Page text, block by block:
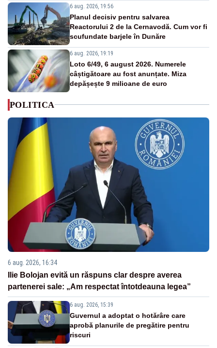
6 aug. 2026, 19:56
Planul decisiv pentru salvarea
Reactorului 2 de la Cernavodă. Cum vor fi
scufundate barjele în Dunăre
6 aug. 2026, 19:19
Loto 6/49, 6 august 2026. Numerele
câștigătoare au fost anunțate. Miza
depășește 9 milioane de euro
POLITICA
6 aug. 2026, 16:34
Ilie Bolojan evită un răspuns clar despre averea
partenerei sale: „Am respectat întotdeauna legea”
6 aug. 2026, 15:39
Guvernul a adoptat o hotărâre care
aprobă planurile de pregătire pentru
riscuri